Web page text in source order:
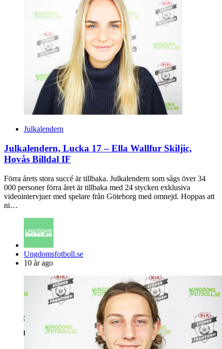
Julkalendern
Julkalendern, Lucka 17 – Ella Wallfur Skiljic,
Hovås Billdal IF
Förra årets stora succé är tillbaka. Julkalendern som sågs över 34
000 personer förra året är tillbaka med 24 stycken exklusiva
videointervjuer med spelare från Göteborg med omnejd. Hoppas att
ni…
Posted
by
Ungdomsfotboll.se
10 år ago